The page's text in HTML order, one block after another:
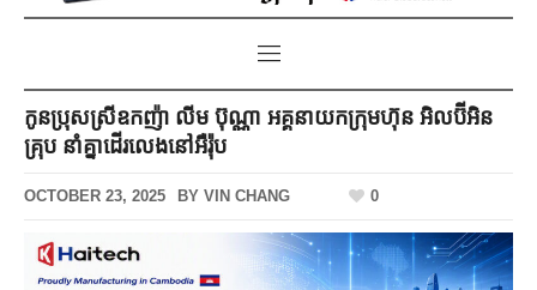
កូនប្រុសស្រីឧកញ៉ា លីម ប៊ុណ្ណា អគ្គនាយកក្រុមហ៊ុន អិលប៊ីអិន
គ្រុប នាំគ្នាដើរលេងនៅអឺរ៉ុប
OCTOBER 23, 2025 BY VIN CHANG 0